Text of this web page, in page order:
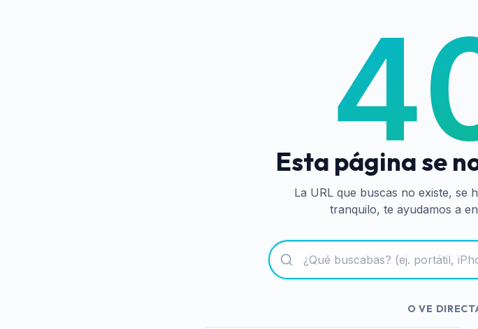
Esta página se
La URL que buscas no existe, se
tranquilo, te ayudamos a
O VE